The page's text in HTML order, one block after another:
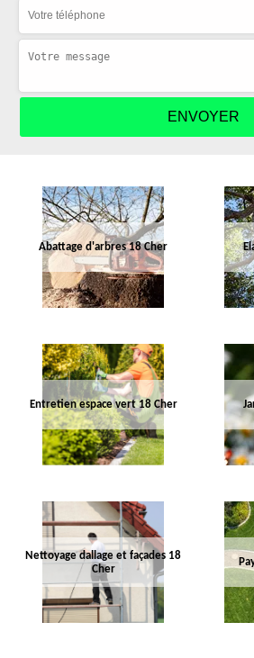
Abattage d'arbres 18 Cher
Entretien espace vert 18 Cher
Nettoyage dallage et façades 18
Cher